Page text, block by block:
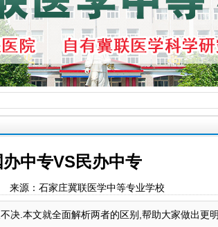
中专VS民办中专
源：石家庄冀联医学中等专业学校
决.本文就全面解析两者的区别,帮助大家做出更